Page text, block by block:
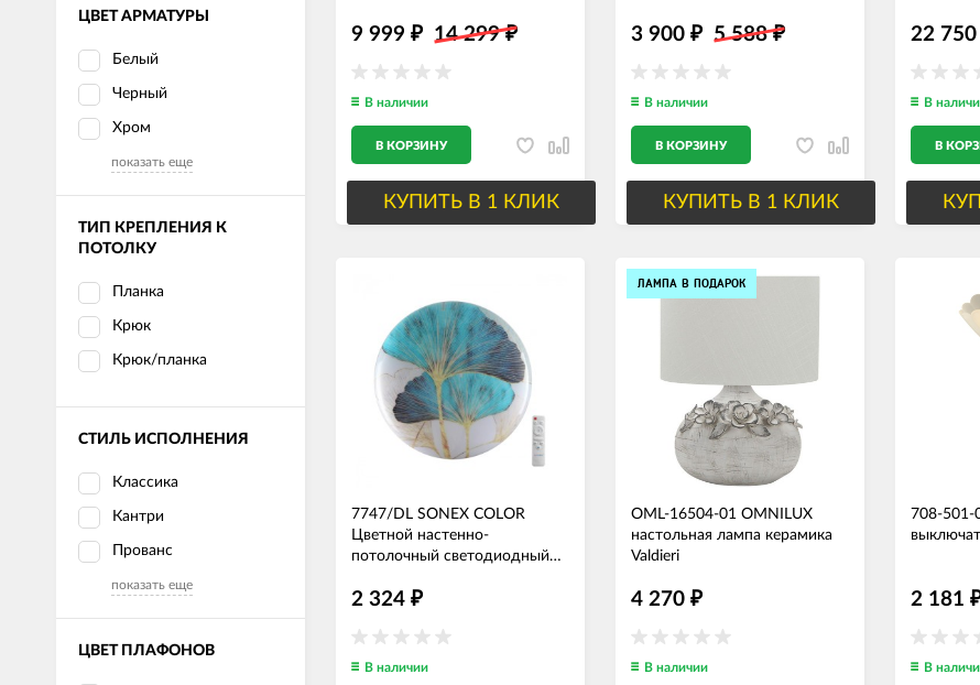
ЦВЕТ АРМАТУРЫ
Белый
Черный
Хром
показать еще
ТИП КРЕПЛЕНИЯ К
ПОТОЛКУ
Планка
Крюк
Крюк/планка
СТИЛЬ ИСПОЛНЕНИЯ
Классика
Кантри
Прованс
показать еще
ЦВЕТ ПЛАФОНОВ
9 999 ₽ 14 299₽
В наличии
В КОРЗИНУ
КУПИТЬ В 1 КЛИК
3 900 ₽ 5 588₽
В наличии
В КОРЗИНУ
КУПИТЬ В 1 КЛИК
22 750
В
В
7747/DL SONEX COLOR
Цветной настенно-
потолочный светодиодный
IP43, с пультом 3000-6000K,
2 324 ₽
В наличии
ЛАМПА В ПОДАРОК
OML-16504-01 OMNILUX
настольная лампа керамика
Valdieri
4 270 ₽
В наличии
708-501-
2 181
В